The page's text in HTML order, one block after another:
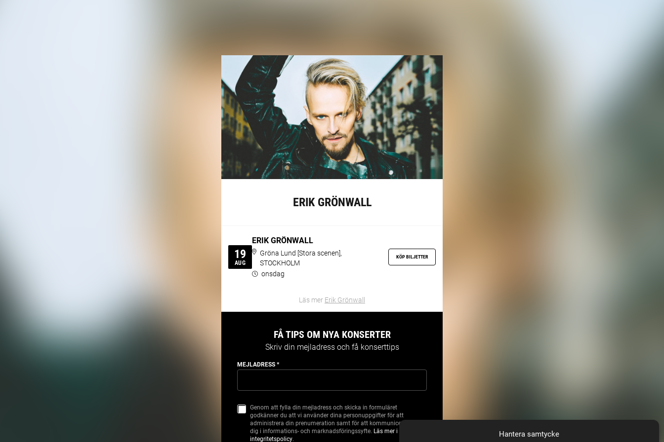
Hantera samtycke
ERIK GRÖNWALL
19
AUG
ERIK GRÖNWALL
Gröna Lund [Stora scenen],
STOCKHOLM
onsdag
KÖP BILJETTER
Läs mer Erik Grönwall
FÅ TIPS OM NYA KONSERTER
Skriv din mejladress och få konserttips
MEJLADRESS *
Genom att fylla din mejladress och skicka in formuläret
godkänner du att vi använder dina personuppgifter för att
administrera din prenumeration samt för att kommunicera med
dig i informations- och marknadsföringssyfte. Läs mer i vår
integritetspolicy.